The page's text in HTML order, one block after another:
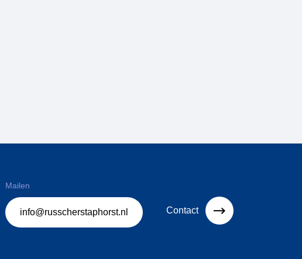
Mailen
info@russcherstaphorst.nl Contact